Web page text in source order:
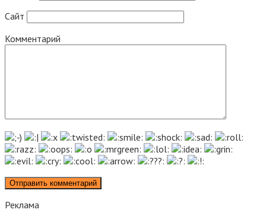
Сайт
Комментарий
Реклама